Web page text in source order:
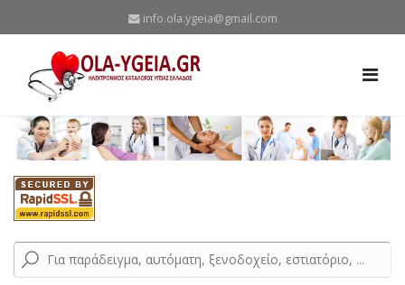
info.ola.ygeia@gmail.com